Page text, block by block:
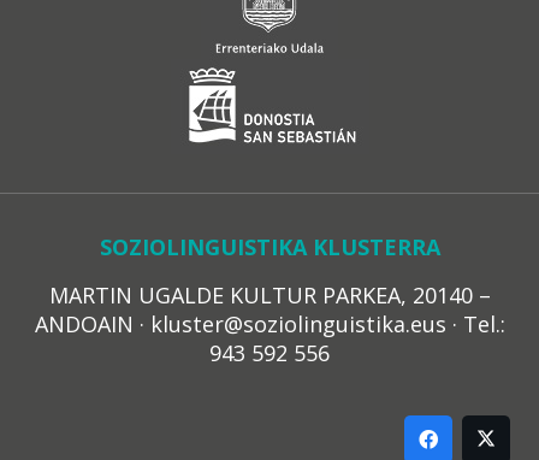
SOZIOLINGUISTIKA KLUSTERRA
MARTIN UGALDE KULTUR PARKEA, 20140 –
ANDOAIN · kluster@soziolinguistika.eus · Tel.:
943 592 556